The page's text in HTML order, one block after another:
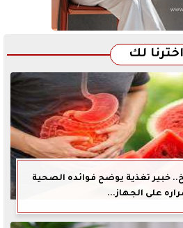
اخترنا لك
خبير تغذية يوضح فوائده الصحية
على الجهاز...